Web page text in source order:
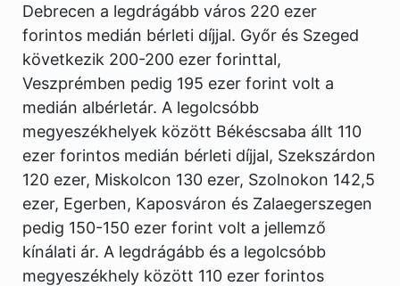
Debrecen a legdrágább város 220 ezer
forintos medián bérleti díjjal. Győr és Szeged
következik 200-200 ezer forinttal,
Veszprémben pedig 195 ezer forint volt a
medián albérletár. A legolcsóbb
megyeszékhelyek között Békéscsaba állt 110
ezer forintos medián bérleti díjjal, Szekszárdon
120 ezer, Miskolcon 130 ezer, Szolnokon 142,5
ezer, Egerben, Kaposváron és Zalaegerszegen
pedig 150-150 ezer forint volt a jellemző
kínálati ár. A legdrágább és a legolcsóbb
megyeszékhely között 110 ezer forintos